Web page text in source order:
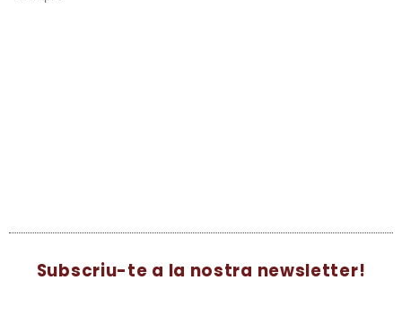
Subscriu-te a la nostra newsletter!